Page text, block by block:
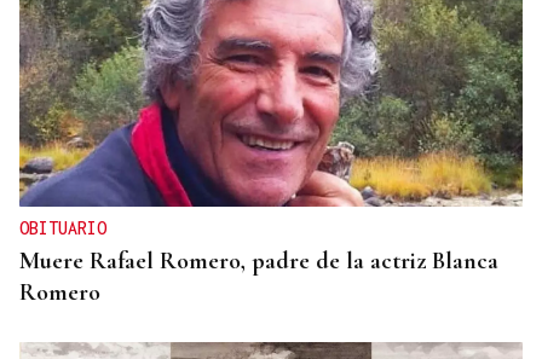
OBITUARIO
Muere Rafael Romero, padre de la actriz Blanca
Romero